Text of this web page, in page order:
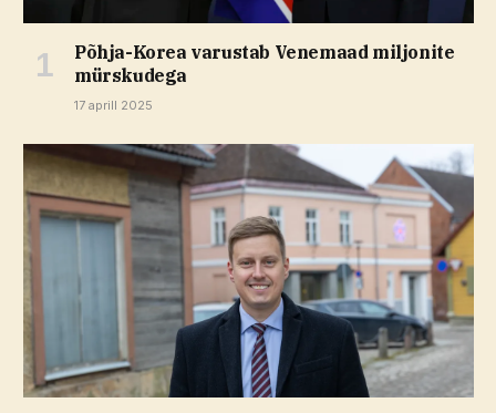
Põhja-Korea varustab Venemaad miljonite
mürskudega
17 aprill 2025